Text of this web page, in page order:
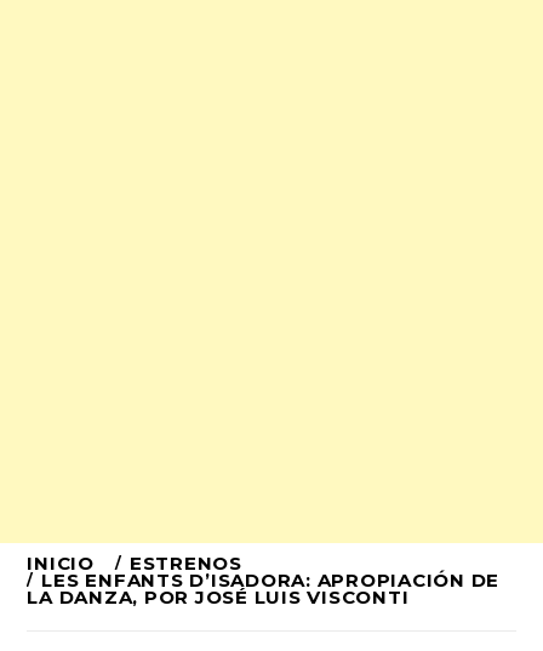
Ir
al
INICIO ESTRENOS
LES ENFANTS D’ISADORA: APROPIACIÓN DE
LA DANZA, POR JOSÉ LUIS VISCONTI